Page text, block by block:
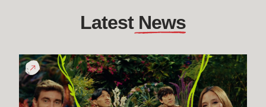
Latest News
TFT
Dev
Drop:
Enchanted